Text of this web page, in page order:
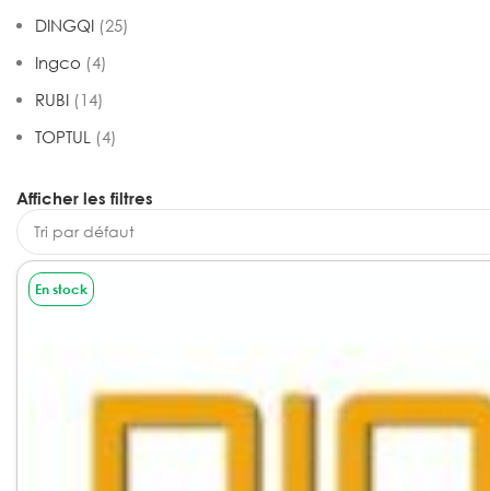
DINGQI (25)
Ingco (4)
RUBI (14)
TOPTUL (4)
Afficher les filtres
En stock